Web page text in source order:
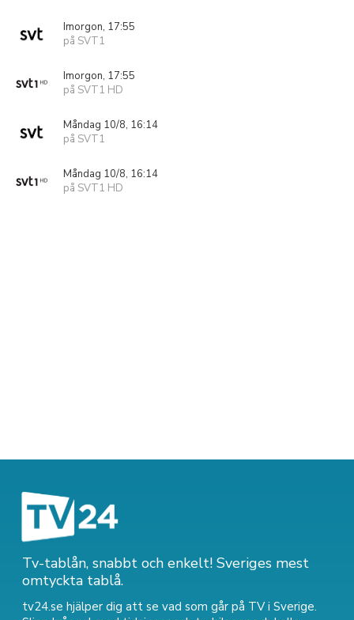
Imorgon, 17:55
på SVT1
Imorgon, 17:55
på SVT1 HD
Måndag 10/8, 16:14
på SVT1
Måndag 10/8, 16:14
på SVT1 HD
Tv-tablån, snabbt och enkelt! Sveriges mest
omtyckta tablå.
tv24.se hjälper dig att se vad som går på TV i Sverige.